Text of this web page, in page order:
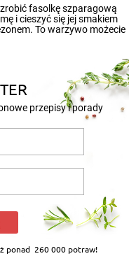
zachować świeżość
fasolkę szparagową
i cieszyć się jej smakiem
To warzywo możecie
przepisy i porady
ponad 260 000 potraw!